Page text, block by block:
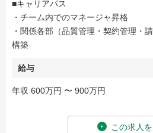
■キャリアパス
・チーム内でのマネージャ昇格
・関係各部（品質管理・契約管理・
構築
給与
年収 600万円 〜 900万円
この求人